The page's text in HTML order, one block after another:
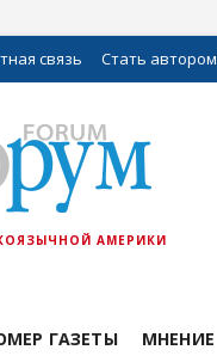
связь Стать автором
АМЕРИКИ
ГАЗЕТЫ МНЕНИЕ